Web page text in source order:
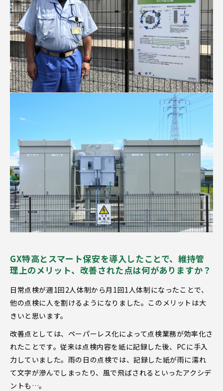
GX特高とスマート保安を導入したことで、維持管
理上のメリット、改善された点は何がありますか？
日常点検が週1回2人体制から月1回1人体制になったことで、
他の点検に人を割けるようになりました。このメリットは大
きいと思います。
改善点としては、ペーパーレス化によって点検業務が効率化さ
れたことです。従来は点検内容を紙に記録した後、PCに手入
力していました。雨の日の点検では、記録した紙が雨に濡れ
て文字が滲んでしまったり、風で飛ばされるといったアクシデ
ントも…。